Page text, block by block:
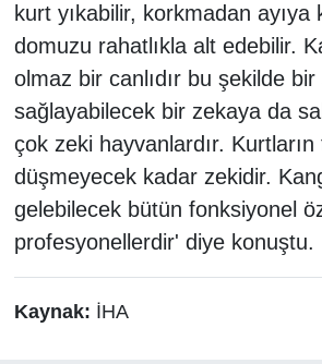
kurt yıkabilir, korkmadan ayıya
domuzu rahatlıkla alt edebilir.
olmaz bir canlıdır bu şekilde
sağlayabilecek bir zekaya da
çok zeki hayvanlardır. Kurtların
düşmeyecek kadar zekidir.
gelebilecek bütün fonksiyonel
profesyonellerdir' diye konuştu.
Kaynak: İHA